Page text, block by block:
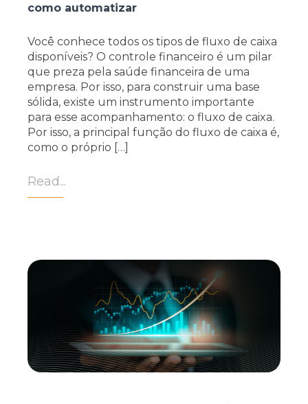
como automatizar
Você conhece todos os tipos de fluxo de caixa
disponíveis? O controle financeiro é um pilar
que preza pela saúde financeira de uma
empresa. Por isso, para construir uma base
sólida, existe um instrumento importante
para esse acompanhamento: o fluxo de caixa.
Por isso, a principal função do fluxo de caixa é,
como o próprio […]
Read...